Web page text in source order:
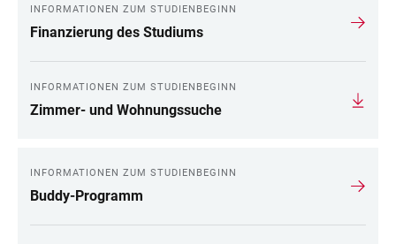
INFORMATIONEN ZUM STUDIENBEGINN
Finanzierung des Studiums
INFORMATIONEN ZUM STUDIENBEGINN
Zimmer- und Wohnungssuche
INFORMATIONEN ZUM STUDIENBEGINN
Buddy-Programm